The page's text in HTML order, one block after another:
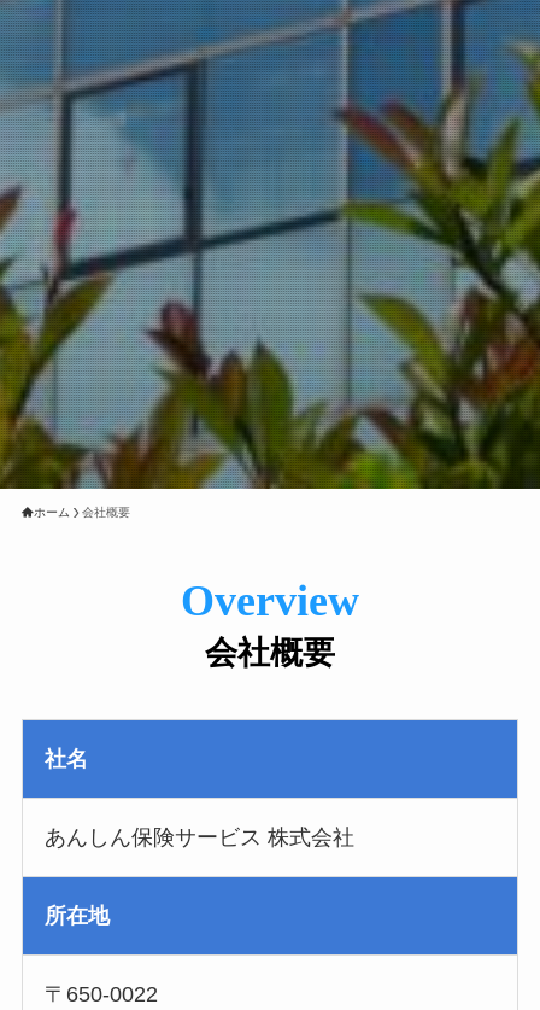
ホーム 会社概要
Overview
会社概要
社名
あんしん保険サービス 株式会社
所在地
〒650-0022